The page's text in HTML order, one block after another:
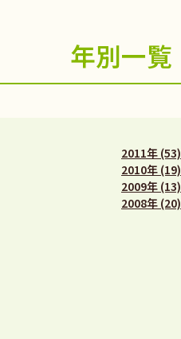
年別一覧
2011年 (53)
2010年 (19)
2009年 (13)
2008年 (20)